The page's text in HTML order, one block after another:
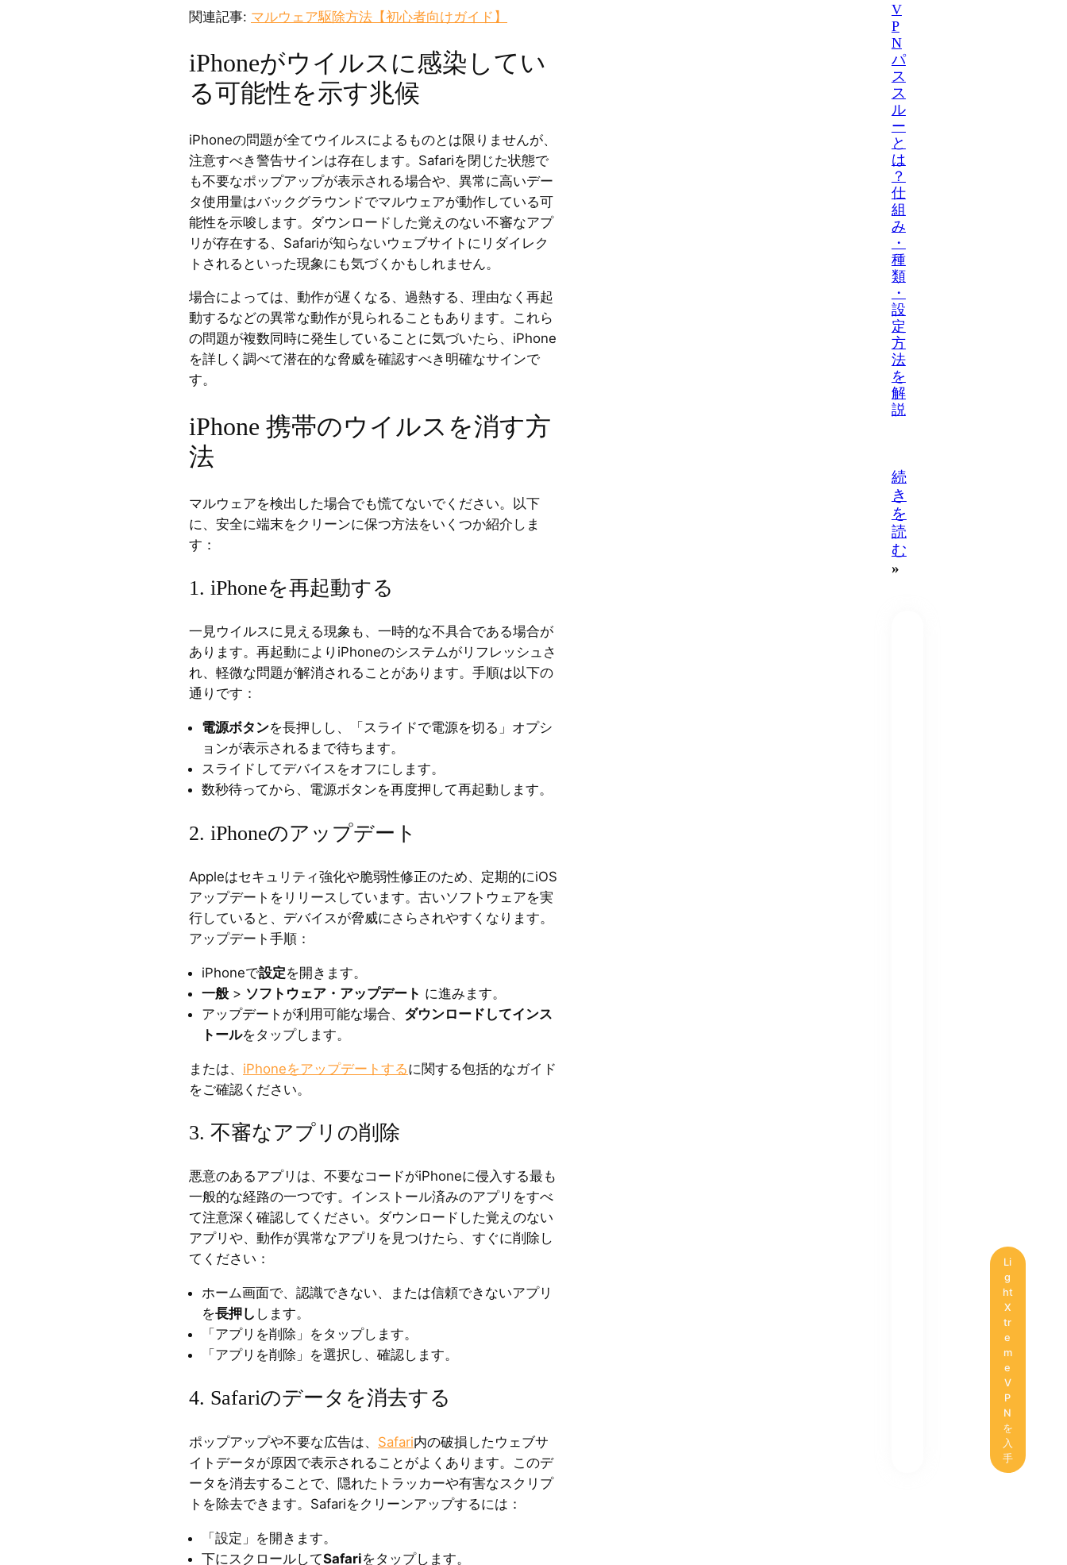
関連記事: マルウェア駆除方法【初心者向けガイド】
iPhoneがウイルスに感染してい
る可能性を示す兆候
iPhoneの問題が全てウイルスによるものとは限りませんが、
注意すべき警告サインは存在します。Safariを閉じた状態で
も不要なポップアップが表示される場合や、異常に高いデー
タ使用量はバックグラウンドでマルウェアが動作している可
能性を示唆します。ダウンロードした覚えのない不審なアプ
リが存在する、Safariが知らないウェブサイトにリダイレク
トされるといった現象にも気づくかもしれません。
場合によっては、動作が遅くなる、過熱する、理由なく再起
動するなどの異常な動作が見られることもあります。これら
の問題が複数同時に発生していることに気づいたら、iPhone
を詳しく調べて潜在的な脅威を確認すべき明確なサインで
す。
iPhone 携帯のウイルスを消す方
法
マルウェアを検出した場合でも慌てないでください。以下
に、安全に端末をクリーンに保つ方法をいくつか紹介しま
す：
1. iPhoneを再起動する
一見ウイルスに見える現象も、一時的な不具合である場合が
あります。再起動によりiPhoneのシステムがリフレッシュさ
れ、軽微な問題が解消されることがあります。手順は以下の
通りです：
電源ボタンを長押しし、「スライドで電源を切る」オプシ
ョンが表示されるまで待ちます。
スライドしてデバイスをオフにします。
数秒待ってから、電源ボタンを再度押して再起動します。
2. iPhoneのアップデート
Appleはセキュリティ強化や脆弱性修正のため、定期的にiOS
アップデートをリリースしています。古いソフトウェアを実
行していると、デバイスが脅威にさらされやすくなります。
アップデート手順：
iPhoneで設定を開きます。
一般 > ソフトウェア・アップデート に進みます。
アップデートが利用可能な場合、 ダウンロードしてインス
トールをタップします。
または、 iPhoneをアップデートするに関する包括的なガイド
をご確認ください。
3. 不審なアプリの削除
悪意のあるアプリは、不要なコードがiPhoneに侵入する最も
一般的な経路の一つです。インストール済みのアプリをすべ
て注意深く確認してください。ダウンロードした覚えのない
アプリや、動作が異常なアプリを見つけたら、すぐに削除し
てください：
ホーム画面で、認識できない、または信頼できないアプリ
を長押し します。
「アプリを削除」をタップします。
「アプリを削除」を選択し、確認します。
4. Safariのデータを消去する
ポップアップや不要な広告は、 Safari内の破損したウェブサ
イトデータが原因で表示されることがよくあります。このデ
ータを消去することで、隠れたトラッカーや有害なスクリプ
トを除去できます。Safariをクリーンアップするには：
「設定」を開きます。
下にスクロールしてSafariをタップします。
V
P
N
パ
ス
ス
ル
ー
と
は
？
仕
組
み
・
種
類
・
設
定
方
法
を
解
説
続
き
を
読
む
»
Li
g
ht
X
tr
e
m
e
V
P
N
を
入
手